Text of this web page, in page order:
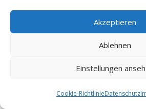
Akzeptieren
Ablehnen
Einstellungen
Cookie-RichtlinieDatenschutz
Monteurzimmer Roetgen Eifel
Monteurzimmer Düren
Monteurzimmer Jülich
Monteurzimmer Düren